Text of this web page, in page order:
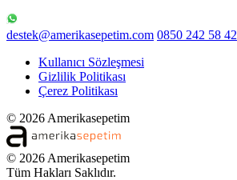
destek@amerikasepetim.com 0850 242 58 42
Kullanıcı Sözleşmesi
Gizlilik Politikası
Çerez Politikası
© 2026 Amerikasepetim
© 2026 Amerikasepetim
Tüm Hakları Saklıdır.